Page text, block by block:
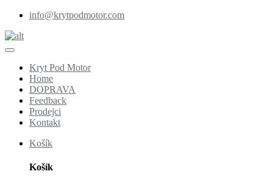
info@krytpodmotor.com
Kryt Pod Motor
Home
DOPRAVA
Feedback
Prodejci
Kontakt
Košík
Košík